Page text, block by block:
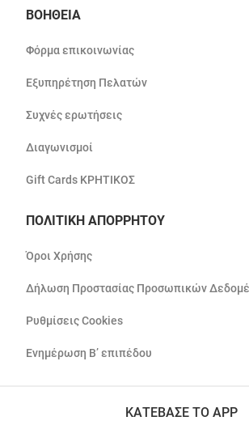
ΒΟΗΘΕΙΑ
Φόρμα επικοινωνίας
Εξυπηρέτηση Πελατών
Συχνές ερωτήσεις
Διαγωνισμοί
Gift Cards ΚΡΗΤΙΚΟΣ
ΠΟΛΙΤΙΚΗ ΑΠΟΡΡΗΤΟΥ
Όροι Χρήσης
Δήλωση Προστασίας Προσωπικών
Ρυθμίσεις Cookies
Ενημέρωση Β’ επιπέδου
ΚΑΤΕΒΑΣΕ ΤΟ APP